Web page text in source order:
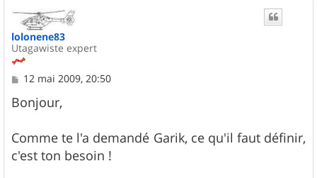
lolonene83
Utagawiste expert
M
s
s
g
e
12 mai 2009, 20:50
Bonjour,
Comme te l'a demandé Garik, ce qu'il faut définir,
c'est ton besoin !